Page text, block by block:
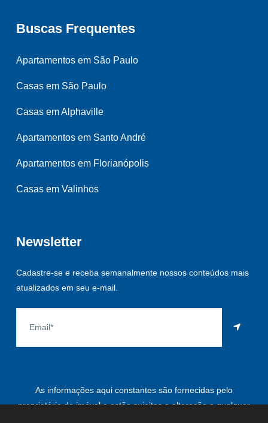
Buscas Frequentes
Apartamentos em São Paulo
Casas em São Paulo
Casas em Alphaville
Apartamentos em Santo André
Apartamentos em Florianópolis
Casas em Valinhos
Newsletter
Cadastre-se e receba semanalmente nossos conteúdos mais
atualizados em seu e-mail.
As informações aqui constantes são fornecidas pelo
proprietário do imóvel e estão sujeitas a alteração a qualquer